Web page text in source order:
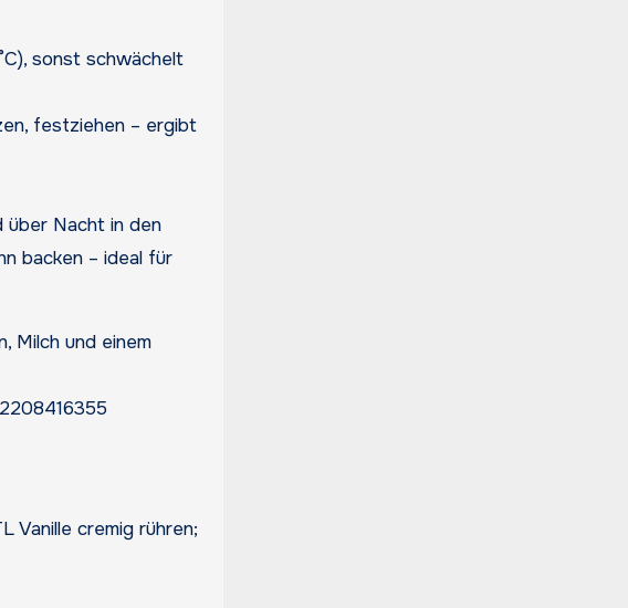
sonst schwächelt
festziehen – ergibt
über Nacht in den
backen – ideal für
Vanille cremig rühren;